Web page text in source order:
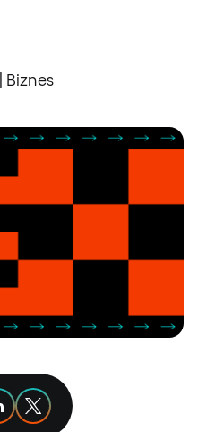
Biznes
on Facebook
article on Linkedin
Share article on X